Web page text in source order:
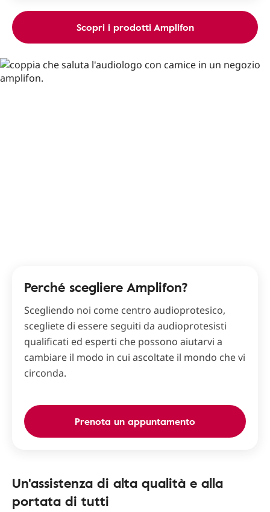
Scopri i prodotti Amplifon
Perché scegliere Amplifon?
Scegliendo noi come centro audioprotesico,
scegliete di essere seguiti da audioprotesisti
qualificati ed esperti che possono aiutarvi a
cambiare il modo in cui ascoltate il mondo che vi
circonda.
Prenota un appuntamento
Un'assistenza di alta qualità e alla
portata di tutti